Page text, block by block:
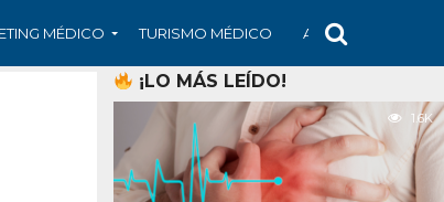
MÉDICO TURISMO MÉDICO ARS
¡LO MÁS LEÍDO!
1.6K